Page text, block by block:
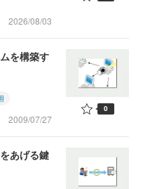
2026/08/03
を構築す
2009/07/27
0
あげる鍵